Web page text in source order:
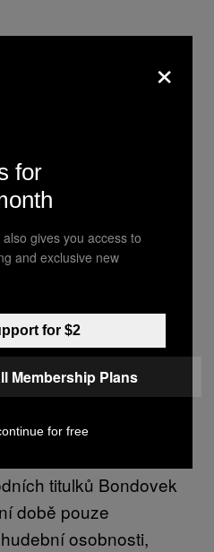
nostalgicky
mě štěká zakopanej
že by se od sebe
i v podstatě jakkoliv
který všemi
titulků Bondovek
době pouze
osobnosti,
×
for
gives you access to
and exclusive new
for $2
Membership Plans
for free